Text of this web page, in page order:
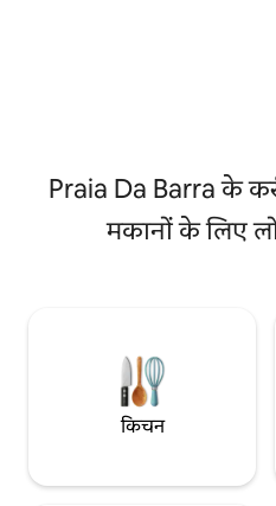
Praia Da Barra के
मकानों के लिए
किचन